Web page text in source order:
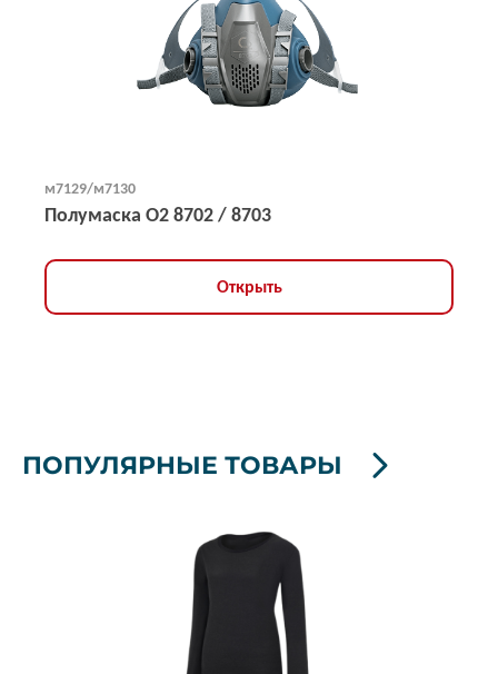
м7129/м7130
Полумаска О2 8702 / 8703
Открыть
ПОПУЛЯРНЫЕ ТОВАРЫ